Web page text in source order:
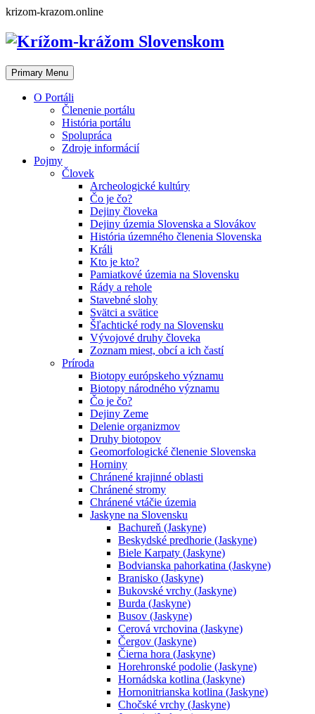
Skip
content
krizom-krazom.online
Primary Menu
O Portáli
Členenie portálu
História portálu
Spolupráca
Zdroje informácií
Pojmy
Človek
Archeologické kultúry
Čo je čo?
Dejiny človeka
Dejiny územia Slovenska a Slovákov
História územného členenia Slovenska
Králi
Kto je kto?
Pamiatkové územia na Slovensku
Rády a rehole
Stavebné slohy
Svätci a svätice
Šľachtické rody na Slovensku
Vývojové druhy človeka
Zoznam miest, obcí a ich častí
Príroda
Biotopy európskeho významu
Biotopy národného významu
Čo je čo?
Dejiny Zeme
Delenie organizmov
Druhy biotopov
Geomorfologické členenie Slovenska
Horniny
Chránené krajinné oblasti
Chránené stromy
Chránené vtáčie územia
Jaskyne na Slovensku
Bachureň (Jaskyne)
Beskydské predhorie (Jaskyne)
Biele Karpaty (Jaskyne)
Bodvianska pahorkatina (Jaskyne)
Branisko (Jaskyne)
Bukovské vrchy (Jaskyne)
Burda (Jaskyne)
Busov (Jaskyne)
Cerová vrchovina (Jaskyne)
Čergov (Jaskyne)
Čierna hora (Jaskyne)
Horehronské podolie (Jaskyne)
Hornádska kotlina (Jaskyne)
Hornonitrianska kotlina (Jaskyne)
Chočské vrchy (Jaskyne)